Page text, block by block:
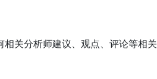
关分析师建议、观点、评论等相